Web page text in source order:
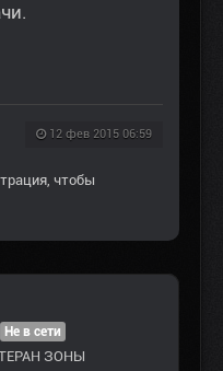
12 фев 2015 06:59
, чтобы
Не в сети
ЗOНЫ